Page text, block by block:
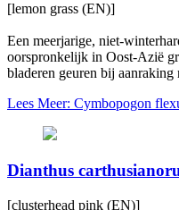
[lemon grass (EN)]
Een meerjarige, niet-
oorspronkelijk in Oost-Azië
bladeren geuren bij aanraking
Lees Meer: Cymbopogon
Dianthus
[clusterhead pink (EN)]